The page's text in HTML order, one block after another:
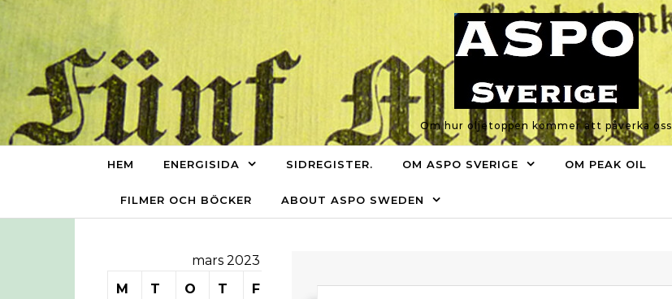
Skip to content
Om hur oljetoppen kommer att påverka oss
HEM ENERGISIDA SIDREGISTER. OM ASPO SVERIGE OM PEAK OIL
FILMER OCH BÖCKER ABOUT ASPO SWEDEN
mars 2023
M
T O T F S